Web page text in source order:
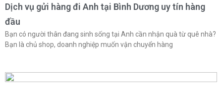
Dịch vụ gửi hàng đi Anh tại Bình Dương uy tín hàng
đầu
Bạn có người thân đang sinh sống tại Anh cần nhận quà từ quê nhà?
Bạn là chủ shop, doanh nghiệp muốn vận chuyển hàng